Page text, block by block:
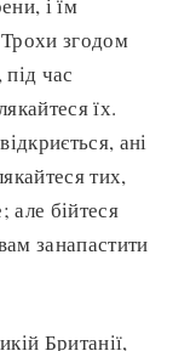
Трохи згодом
час
їх.
ані
тих,
але бійтеся
занапастити
Британії,